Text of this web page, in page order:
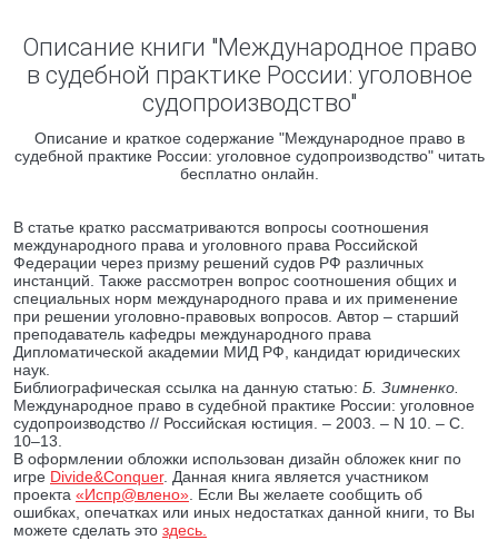
Описание книги "Международное право
в судебной практике России: уголовное
судопроизводство"
Описание и краткое содержание "Международное право в
судебной практике России: уголовное судопроизводство" читать
бесплатно онлайн.
В статье кратко рассматриваются вопросы соотношения
международного права и уголовного права Российской
Федерации через призму решений судов РФ различных
инстанций. Также рассмотрен вопрос соотношения общих и
специальных норм международного права и их применение
при решении уголовно-правовых вопросов. Автор – старший
преподаватель кафедры международного права
Дипломатической академии МИД РФ, кандидат юридических
наук.
Библиографическая ссылка на данную статью: Б. Зимненко.
Международное право в судебной практике России: уголовное
судопроизводство // Российская юстиция. – 2003. – N 10. – С.
10–13.
В оформлении обложки использован дизайн обложек книг по
игре Divide&Conquer. Данная книга является участником
проекта «Испр@влено» . Если Вы желаете сообщить об
ошибках, опечатках или иных недостатках данной книги, то Вы
можете сделать это здесь.